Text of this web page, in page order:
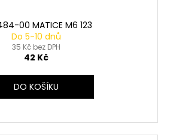
00 MATICE M6 123
Do 5-10 dnů
35 Kč bez DPH
42 Kč
DO KOŠÍKU